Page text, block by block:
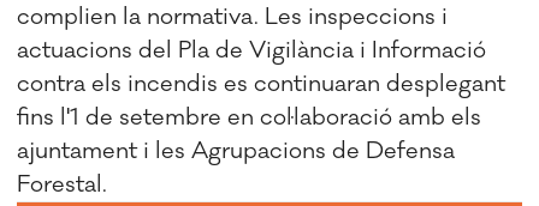
complien la normativa. Les inspeccions i
actuacions del Pla de Vigilància i Informació
contra els incendis es continuaran desplegant
fins l'1 de setembre en col·laboració amb els
ajuntament i les Agrupacions de Defensa
Forestal.